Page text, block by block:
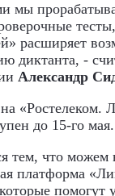
мы
расширяет
диктанта, -
Александр
«Ростелеком.
до 15-го мая.
тем, что можем
платформа
помогут